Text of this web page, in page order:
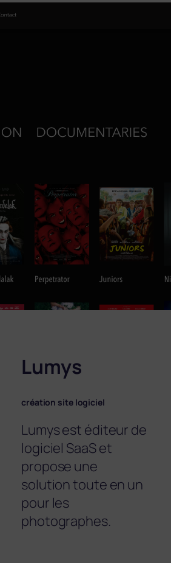
Lumys
création site logiciel
Lumys est éditeur de
logiciel SaaS et
propose une
solution toute en un
pour les
photographes.